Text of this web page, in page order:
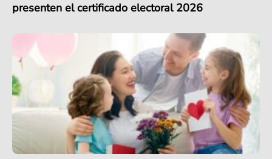
presenten el certificado electoral 2026